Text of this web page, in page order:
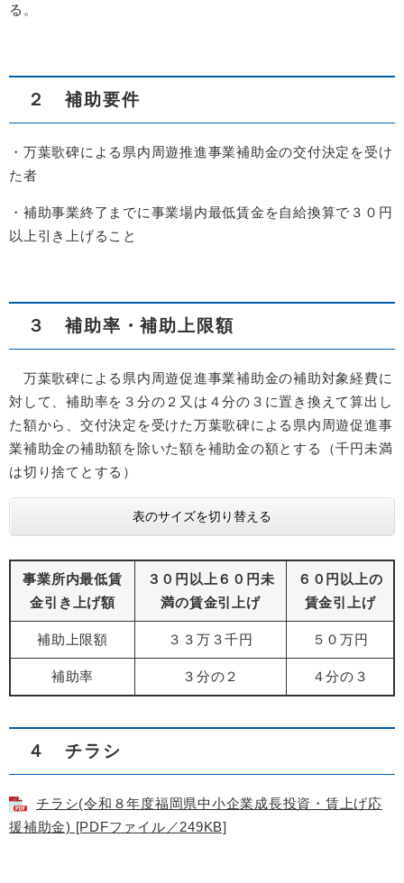
る。
２ 補助要件
・万葉歌碑による県内周遊推進事業補助金の交付決定を受け
た者
・補助事業終了までに事業場内最低賃金を自給換算で３０円
以上引き上げること
３ 補助率・補助上限額
万葉歌碑による県内周遊促進事業補助金の補助対象経費に
対して、補助率を３分の２又は４分の３に置き換えて算出し
た額から、交付決定を受けた万葉歌碑による県内周遊促進事
業補助金の補助額を除いた額を補助金の額とする（千円未満
は切り捨てとする）
表のサイズを切り替える
事業所内最低賃
金引き上げ額
３０円以上６０円未
満の賃金引上げ
６０円以上の
賃金引上げ
補助上限額 ３３万３千円 ５０万円
補助率 ３分の２ ４分の３
４ チラシ
チラシ(令和８年度福岡県中小企業成長投資・賃上げ応
援補助金) [PDFファイル／249KB]